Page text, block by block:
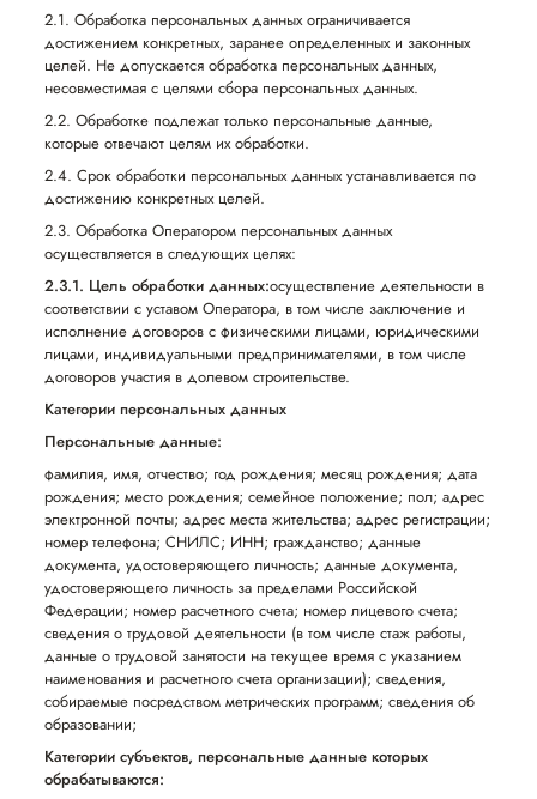
2.1. Обработка персональных данных ограничивается
достижением конкретных, заранее определенных и законных
целей. Не допускается обработка персональных данных,
несовместимая с целями сбора персональных данных.
2.2. Обработке подлежат только персональные данные,
которые отвечают целям их обработки.
2.4. Срок обработки персональных данных устанавливается по
достижению конкретных целей.
2.3. Обработка Оператором персональных данных
осуществляется в следующих целях:
2.3.1. Цель обработки данных:осуществление деятельности в
соответствии с уставом Оператора, в том числе заключение и
исполнение договоров с физическими лицами, юридическими
лицами, индивидуальными предпринимателями, в том числе
договоров участия в долевом строительстве.
Категории персональных данных
Персональные данные:
фамилия, имя, отчество; год рождения; месяц рождения; дата
рождения; место рождения; семейное положение; пол; адрес
электронной почты; адрес места жительства; адрес регистрации;
номер телефона; СНИЛС; ИНН; гражданство; данные
документа, удостоверяющего личность; данные документа,
удостоверяющего личность за пределами Российской
Федерации; номер расчетного счета; номер лицевого счета;
сведения о трудовой деятельности (в том числе стаж работы,
данные о трудовой занятости на текущее время с указанием
наименования и расчетного счета организации); сведения,
собираемые посредством метрических программ; сведения об
образовании;
Категории субъектов, персональные данные которых
обрабатываются: